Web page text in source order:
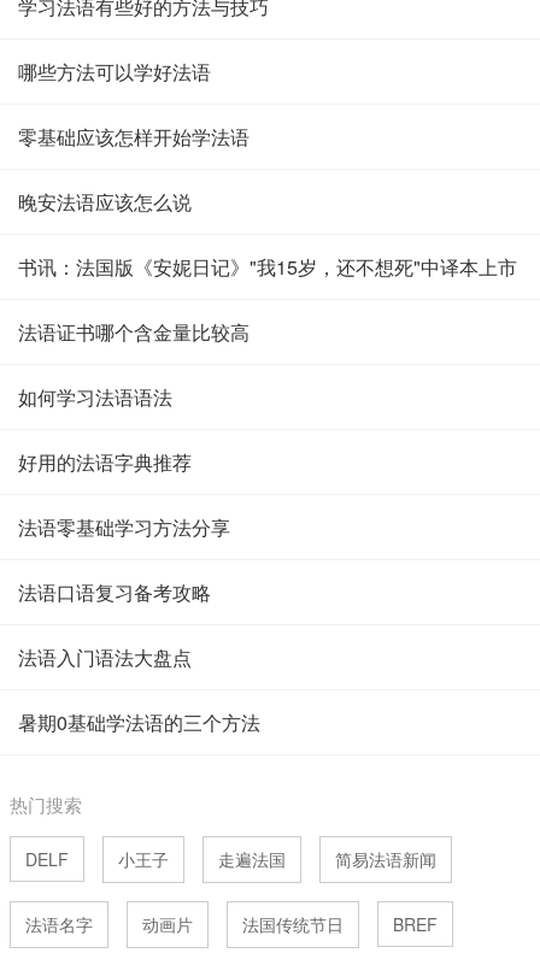
学习法语有些好的方法与技巧
哪些方法可以学好法语
零基础应该怎样开始学法语
晚安法语应该怎么说
书讯：法国版《安妮日记》"我15岁，还不想死"中译本上市
法语证书哪个含金量比较高
如何学习法语语法
好用的法语字典推荐
法语零基础学习方法分享
法语口语复习备考攻略
法语入门语法大盘点
暑期0基础学法语的三个方法
热门搜索
DELF 小王子 走遍法国 简易法语新闻
法语名字 动画片 法国传统节日 BREF